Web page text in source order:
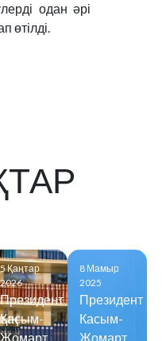
одан әрі
өтілді.
5 Қаңтар
2026
Президент
Қасым-
Жомарт
8 Мамыр
2025
Президент
Касым-
Жомарт